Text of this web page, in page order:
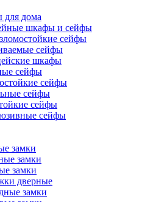
дома
шкафы и сейфы
сейфы
сейфы
шкафы
сейфы
сейфы
сейфы
сейфы
сейфы
замки
замки
замки
дверные
замки